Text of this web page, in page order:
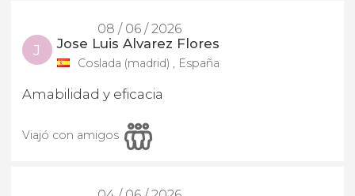
08 / 06 / 2026
J Jose Luis Alvarez Flores
Coslada (madrid) , España
Amabilidad y eficacia
Viajó con amigos